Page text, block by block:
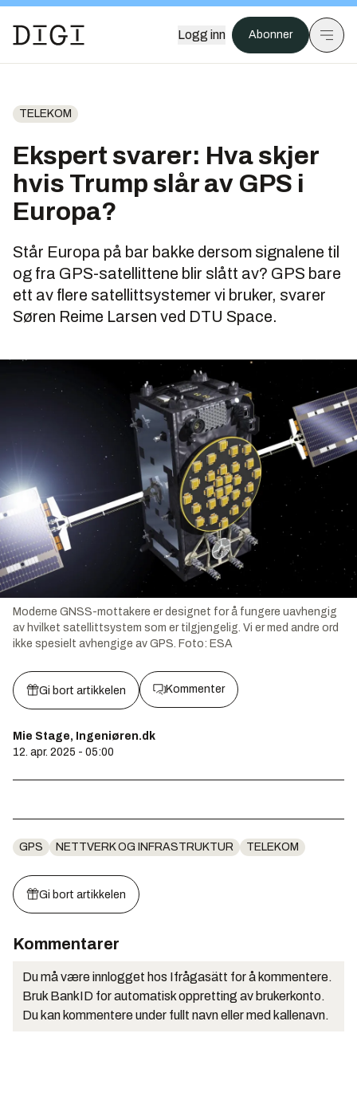
Logg inn Abonner
TELEKOM
Ekspert svarer: Hva skjer
hvis Trump slår av GPS i
Europa?
Står Europa på bar bakke dersom signalene til
og fra GPS-satellittene blir slått av? GPS bare
ett av flere satellittsystemer vi bruker, svarer
Søren Reime Larsen ved DTU Space.
Moderne GNSS-mottakere er designet for å fungere uavhengig
av hvilket satellittsystem som er tilgjengelig. Vi er med andre ord
ikke spesielt avhengige av GPS. Foto: ESA
Gi bort artikkelen Kommenter
Mie Stage, Ingeniøren.dk
12. apr. 2025 - 05:00
GPS NETTVERK OG INFRASTRUKTUR TELEKOM
Gi bort artikkelen
Kommentarer
Du må være innlogget hos Ifrågasätt for å kommentere.
Bruk BankID for automatisk oppretting av brukerkonto.
Du kan kommentere under fullt navn eller med kallenavn.